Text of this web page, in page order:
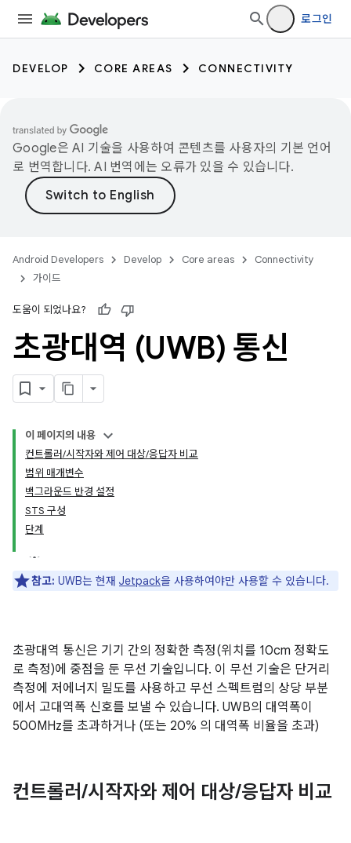
로그인
DEVELOP CORE AREAS CONNECTIVITY
Google은 AI 기술을 사용하여 콘텐츠를 사용자의 기본 언어
로 번역합니다. AI 번역에는 오류가 있을 수 있습니다.
Android Developers Develop Core areas
Connectivity
가이드
도움이 되었나요?
초광대역 (UWB) 통신
이 페이지의 내용
컨트롤러/시작자와 제어 대상/응답자 비교
범위 매개변수
백그라운드 반경 설정
STS 구성
단계
참고: UWB는 현재 Jetpack을 사용하여야만 사용할 수 있습니다.
초광대역 통신은 기기 간의 정확한 측정(위치를 10cm 정확도
로 측정)에 중점을 둔 무선 기술입니다. 이 무선 기술은 단거리
측정에 저에너지 밀도를 사용하고 무선 스펙트럼의 상당 부분
에서 고대역폭 신호를 보낼 수 있습니다. UWB의 대역폭이
500MHz를 초과하거나 (또는 20% 의 대역폭 비율을 초과)
컨트롤러/시작자와 제어 대상/응답자 비교